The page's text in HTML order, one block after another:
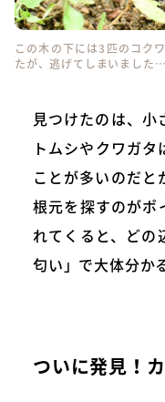
この木の下には3匹のコク
たが、逃げてしまいました
見つけたのは、小
トムシやクワガ
ことが多いのだと
根元を探すのがポ
れてくると、どの
匂い」で大体分か
ついに発見！